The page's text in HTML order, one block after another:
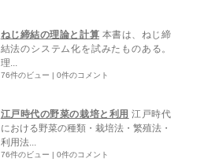
ねじ締結の理論と計算 本書は、ねじ締
結法のシステム化を試みたものある。
理...
76件のビュー | 0件のコメント
江戸時代の野菜の栽培と利用 江戸時代
における野菜の種類・栽培法・繁殖法・
利用法...
76件のビュー | 0件のコメント